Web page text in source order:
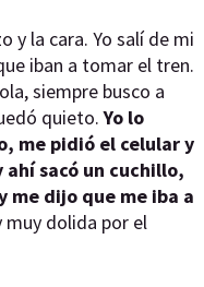
y la cara. Yo salí de mi
iban a tomar el tren.
siempre busco a
quieto.Yo lo
me pidió el celular y
sacó un cuchillo,
me dijo que me iba a
muy dolida por el